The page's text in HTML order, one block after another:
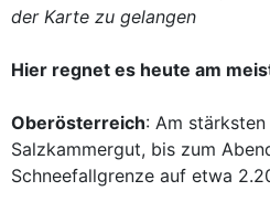
der Karte zu gelangen
Hier regnet es heute am
Oberösterreich: Am
Salzkammergut, bis zum
Schneefallgrenze auf etwa